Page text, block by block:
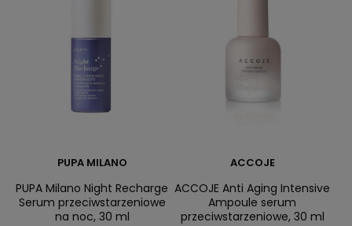
PUPA MILANO
PUPA Milano Night Recharge
Serum przeciwstarzeniowe
na noc, 30 ml
ACCOJE
ACCOJE Anti Aging Intensive
Ampoule serum
przeciwstarzeniowe, 30 ml